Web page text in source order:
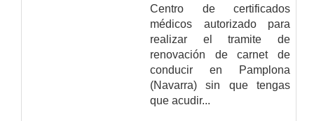
Centro de certificados
médicos autorizado para
realizar el tramite de
renovación de carnet de
conducir en Pamplona
(Navarra) sin que tengas
que acudir...